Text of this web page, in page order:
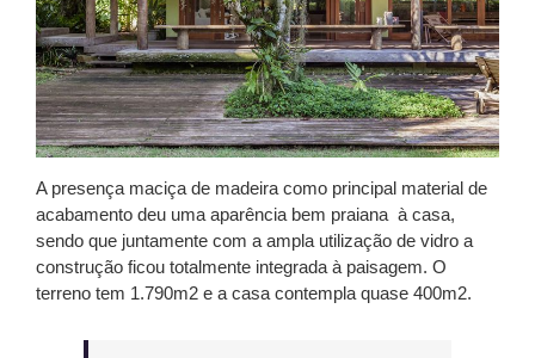
A presença maciça de madeira como principal material de
acabamento deu uma aparência bem praiana à casa,
sendo que juntamente com a ampla utilização de vidro a
construção ficou totalmente integrada à paisagem. O
terreno tem 1.790m2 e a casa contempla quase 400m2.